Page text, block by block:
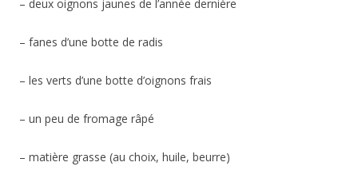
– deux oignons jaunes de l’année dernière
– fanes d’une botte de radis
– les verts d’une botte d’oignons frais
– un peu de fromage râpé
– matière grasse (au choix, huile, beurre)